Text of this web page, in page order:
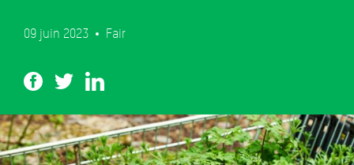
09 juin 2023 Fair